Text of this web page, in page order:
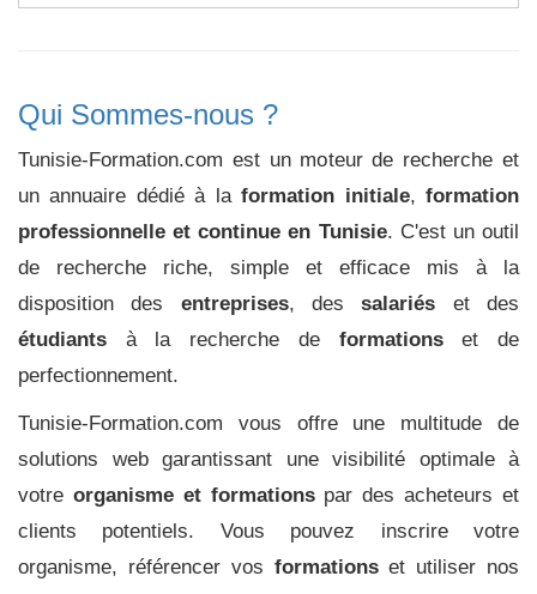
Qui Sommes-nous ?
Tunisie-Formation.com est un moteur de recherche et
un annuaire dédié à laformation initiale,formation
professionnelle et continue en Tunisie. C'est un outil
de recherche riche, simple et efficace mis à la
disposition des entreprises, dessalariés et des
étudiants à la recherche de formationset de
perfectionnement.
Tunisie-Formation.com vous offre une multitude de
solutions web garantissant une visibilité optimale à
votre organisme et formationspar des acheteurs et
clients potentiels. Vous pouvez inscrire votre
organisme, référencer vos formationset utiliser nos